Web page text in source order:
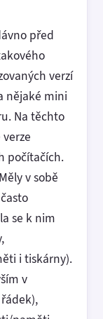
před
verzí
nějaké mini
Na těchto
počítačích.
v sobě
se k nim
i tiskárny).
v